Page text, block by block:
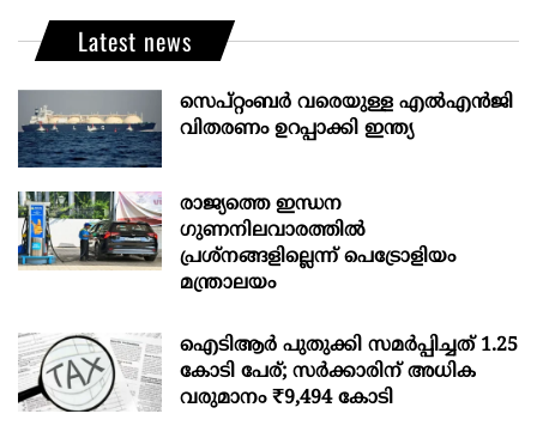
Latest news
സെപ്റ്റംബർ വരെയുള്ള എൽഎൻജി
വിതരണം ഉറപ്പാക്കി ഇന്ത്യ
രാജ്യത്തെ ഇന്ധന
ഗുണനിലവാരത്തില്‍
പ്രശ്‌നങ്ങളില്ലെന്ന് പെട്രോളിയം
മന്ത്രാലയം
ഐടിആര്‍ പുതുക്കി സമർപ്പിച്ചത് 1.25
കോടി പേര്; സർക്കാരിന് അധിക
വരുമാനം ₹9,494 കോടി